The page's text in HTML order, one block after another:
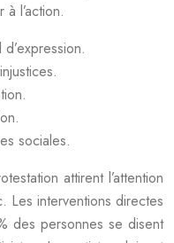
l’action.
sociales.
attirent l’attention
Les interventions directes
des personnes se disent